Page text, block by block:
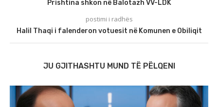
Prishtina shkon në Balotazh VV-LDK
postimi i radhës
Halil Thaqi i falenderon votuesit në Komunen e Obiliqit
JU GJITHASHTU MUND TË PËLQENI